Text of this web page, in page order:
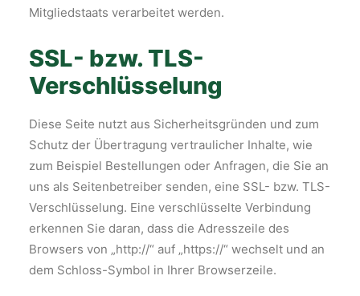
Mitgliedstaats verarbeitet werden.
SSL- bzw. TLS-
Verschlüsselung
Diese Seite nutzt aus Sicherheitsgründen und zum
Schutz der Übertragung vertraulicher Inhalte, wie
zum Beispiel Bestellungen oder Anfragen, die Sie an
uns als Seitenbetreiber senden, eine SSL- bzw. TLS-
Verschlüsselung. Eine verschlüsselte Verbindung
erkennen Sie daran, dass die Adresszeile des
Browsers von „http://“ auf „https://“ wechselt und an
dem Schloss-Symbol in Ihrer Browserzeile.